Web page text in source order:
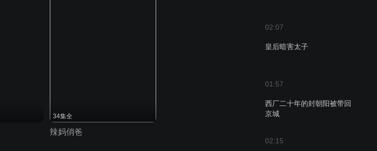
02:07
皇后暗害太子
01:57
西厂二十年的封朝阳被带回
京城
02:15
34集全
辣妈俏爸